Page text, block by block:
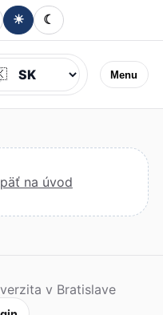
☀ ☾
Menu
Jazyk
na úvod
v Bratislave